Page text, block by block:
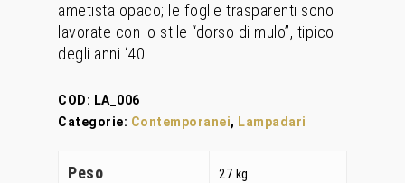
ametista opaco; le foglie trasparenti sono
lavorate con lo stile “dorso di mulo”, tipico
degli anni ‘40.
COD: LA_006
Categorie: Contemporanei, Lampadari
Peso 27 kg